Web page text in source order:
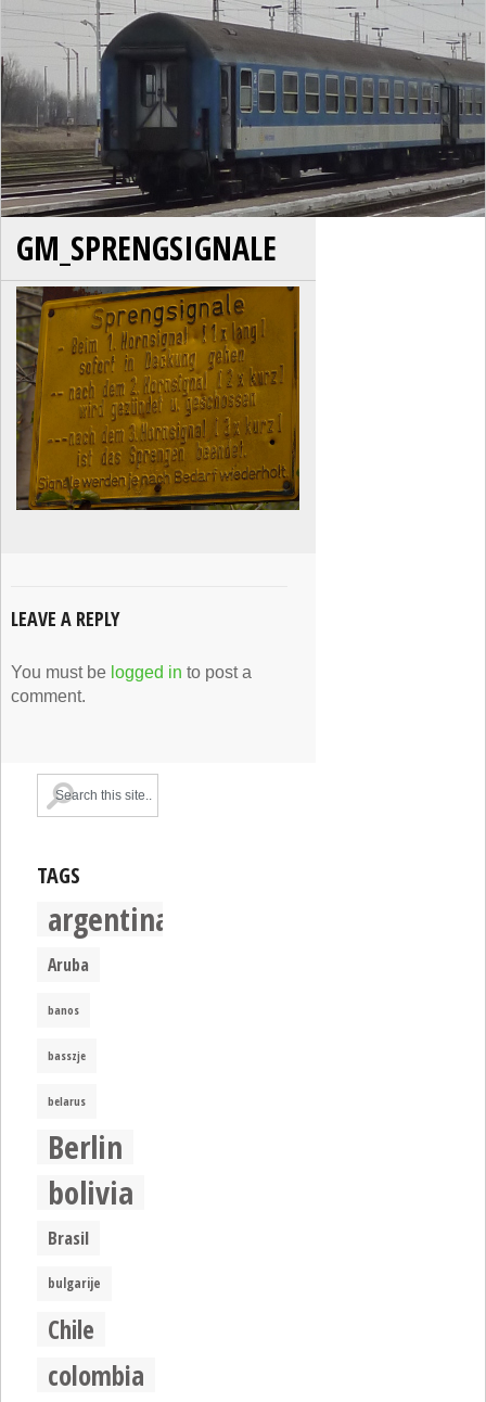
GM_SPRENGSIGNALE
LEAVE A REPLY
You must be logged in to post a
comment.
TAGS
argentina
Aruba
banos
basszje
belarus
Berlin
bolivia
Brasil
bulgarije
Chile
colombia